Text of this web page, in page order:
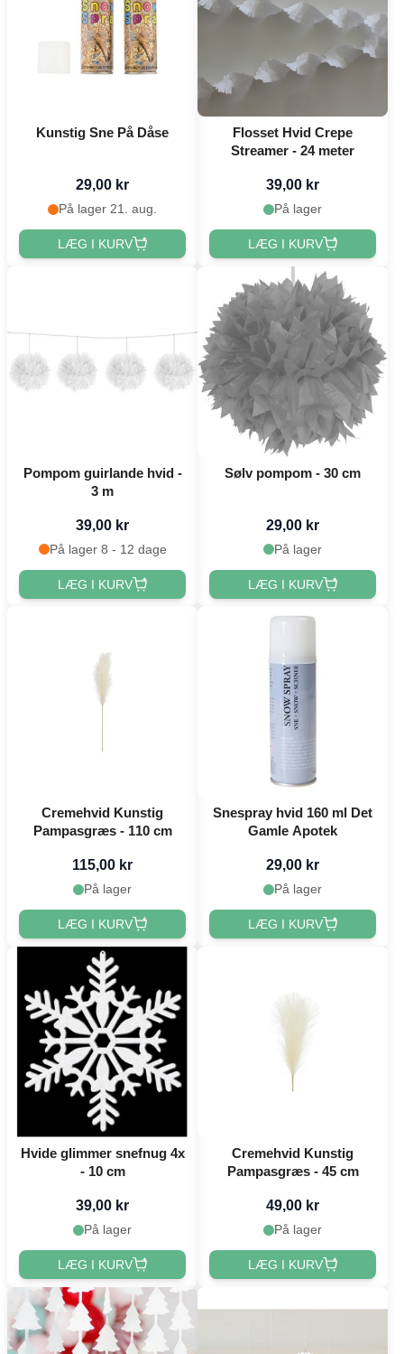
Kunstig Sne På Dåse
29,00 kr
På lager 21. aug.
LÆG I KURV
Flosset Hvid Crepe
Streamer - 24 meter
39,00 kr
På lager
LÆG I KURV
Pompom guirlande hvid -
3 m
39,00 kr
På lager 8 - 12 dage
LÆG I KURV
Sølv pompom - 30 cm
29,00 kr
På lager
LÆG I KURV
Cremehvid Kunstig
Pampasgræs - 110 cm
115,00 kr
På lager
LÆG I KURV
Snespray hvid 160 ml Det
Gamle Apotek
29,00 kr
På lager
LÆG I KURV
Hvide glimmer snefnug 4x
- 10 cm
39,00 kr
På lager
LÆG I KURV
Cremehvid Kunstig
Pampasgræs - 45 cm
49,00 kr
På lager
LÆG I KURV